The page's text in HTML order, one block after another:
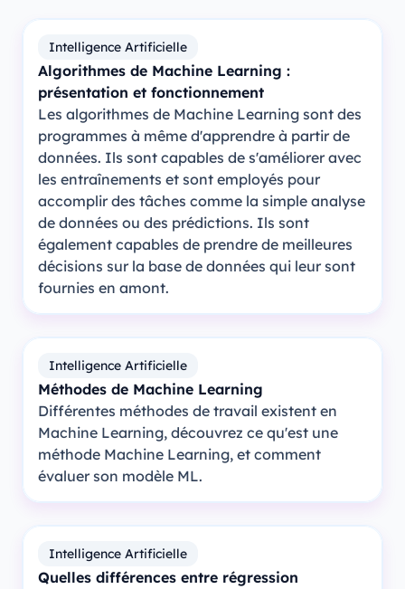
Intelligence Artificielle
Algorithmes de Machine Learning :
présentation et fonctionnement
Les algorithmes de Machine Learning sont des
programmes à même d'apprendre à partir de
données. Ils sont capables de s'améliorer avec
les entraînements et sont employés pour
accomplir des tâches comme la simple analyse
de données ou des prédictions. Ils sont
également capables de prendre de meilleures
décisions sur la base de données qui leur sont
fournies en amont.
Intelligence Artificielle
Méthodes de Machine Learning
Différentes méthodes de travail existent en
Machine Learning, découvrez ce qu'est une
méthode Machine Learning, et comment
évaluer son modèle ML.
Intelligence Artificielle
Quelles différences entre régression